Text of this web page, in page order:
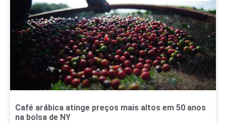
Café arábica atinge preços mais altos em 50 anos
na bolsa de NY